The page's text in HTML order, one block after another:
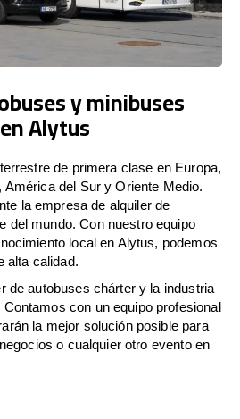
y minibuses
Alytus
de primera clase en Europa,
del Sur y Oriente Medio.
la empresa de alquiler de
del mundo. Con nuestro equipo
local en Alytus, podemos
alta calidad.
de autobuses chárter y la industria
con un equipo profesional
la mejor solución posible para
o cualquier otro evento en